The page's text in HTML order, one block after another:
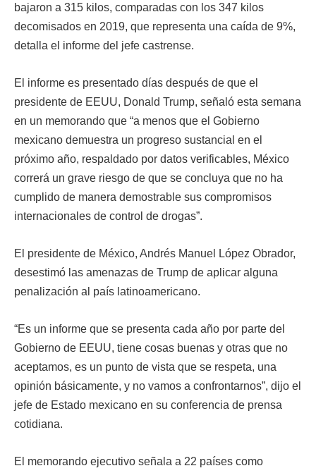
bajaron a 315 kilos, comparadas con los 347 kilos
decomisados en 2019, que representa una caída de 9%,
detalla el informe del jefe castrense.
El informe es presentado días después de que el
presidente de EEUU, Donald Trump, señaló esta semana
en un memorando que “a menos que el Gobierno
mexicano demuestra un progreso sustancial en el
próximo año, respaldado por datos verificables, México
correrá un grave riesgo de que se concluya que no ha
cumplido de manera demostrable sus compromisos
internacionales de control de drogas”.
El presidente de México, Andrés Manuel López Obrador,
desestimó las amenazas de Trump de aplicar alguna
penalización al país latinoamericano.
“Es un informe que se presenta cada año por parte del
Gobierno de EEUU, tiene cosas buenas y otras que no
aceptamos, es un punto de vista que se respeta, una
opinión básicamente, y no vamos a confrontarnos”, dijo el
jefe de Estado mexicano en su conferencia de prensa
cotidiana.
El memorando ejecutivo señala a 22 países como